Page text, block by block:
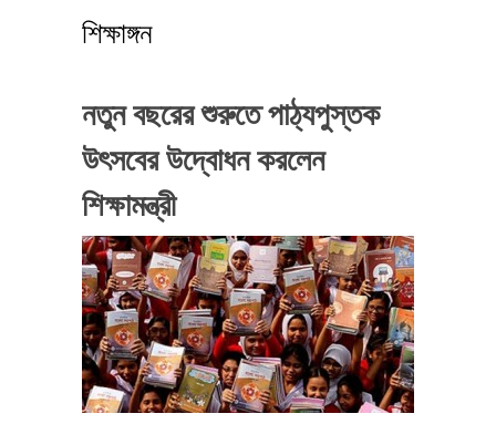
শিক্ষাঙ্গন
নতুন বছরের শুরুতে পাঠ্যপুস্তক
উৎসবের উদ্বোধন করলেন
শিক্ষামন্ত্রী